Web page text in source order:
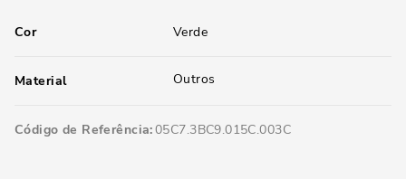
Cor Verde
Material Outros
Código de Referência 05C7.3BC9.015C.003C